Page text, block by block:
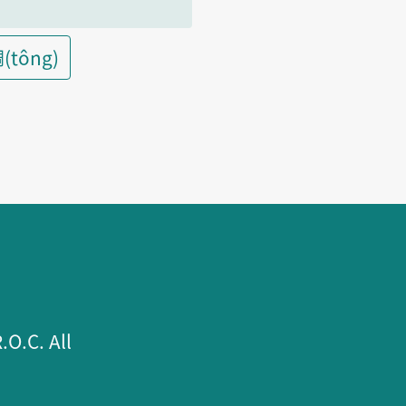
(tông)
All